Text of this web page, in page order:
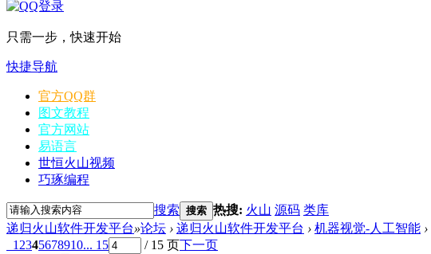
只需一步，快速开始
快捷导航
官方QQ群
图文教程
官方网站
易语言
世恒火山视频
巧琢编程
搜索 搜索 热搜: 火山 源码 类库
递归火山软件开发平台»论坛 › 递归火山软件开发平台 › 机器视觉-人工智能 ›
1 2345678910... 15 / 15 页下一页